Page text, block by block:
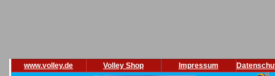
www.volley.de Volley Shop Impressum